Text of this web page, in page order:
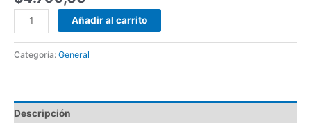
Añadir al carrito
Categoría: General
Descripción